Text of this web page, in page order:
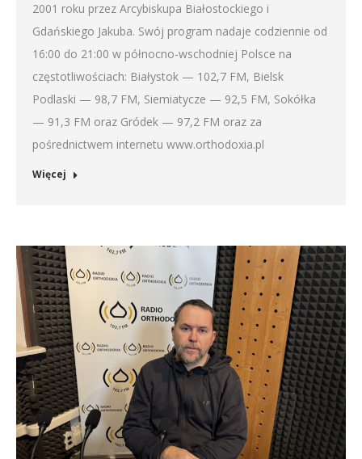
2001 roku przez Arcybiskupa Białostockiego i
Gdańskiego Jakuba. Swój program nadaje codziennie od
16:00 do 21:00 w północno-wschodniej Polsce na
częstotliwościach: Białystok — 102,7 FM, Bielsk
Podlaski — 98,7 FM, Siemiatycze — 92,5 FM, Sokółka
— 91,3 FM oraz Gródek — 97,2 FM oraz za
pośrednictwem internetu www.orthodoxia.pl
Więcej